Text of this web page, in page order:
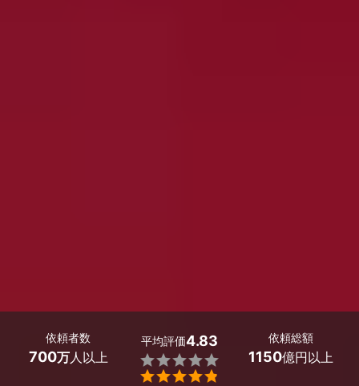
依頼者数
700万人以上
平均評価4.83


依頼総額
1150億円以上